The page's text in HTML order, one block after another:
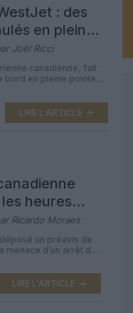
: des
en plein
Joël Ricci
canadienne, fait
bord en pleine pointe
tâches effectuées au
» et […]
LIRE L'ARTICLE
heures
la haute
Ricardo Moraes
un préavis de
d’un arrêt de
: la rémunération
veut voir […]
LIRE L'ARTICLE